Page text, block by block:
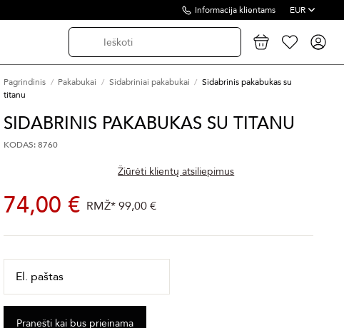
Informacija klientams EUR
Pagrindinis Pakabukai Sidabriniai pakabukai
Sidabrinis pakabukas su
titanu
SIDABRINIS PAKABUKAS SU TITANU
KODAS: 8760
Žiūrėti klientų atsiliepimus
74,00 € RMŽ*99,00 €